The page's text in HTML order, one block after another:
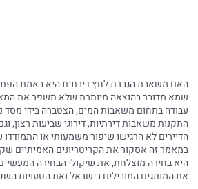
האם משאבת הגברת לחץ דירתית היא באמת
שמא מדובר בהוצאה מיותרת שלא תשפר את
עבודה בתחום משאבות המים, הצטברה בידי מסד
התקנות משאבות דירתיות, דירוגי שביעות
הדיירים לא הרגישו שיפור משמעותי או
במאמר זה אסקור את הקריטריונים האמיתיים
היא בחירה מוצלחת, את שיקולי הבחירה
את המותגים המובילים בישראל ואת הטעויות